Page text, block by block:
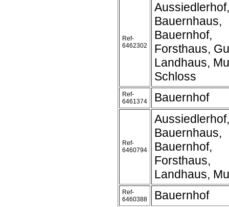
Ref-
6462302
Aussiedlerhof,
Bauernhaus,
Bauernhof,
Forsthaus,
Landhaus,
Schloss
Ref-
6461374
Bauernhof
Ref-
6460794
Aussiedlerhof,
Bauernhaus,
Bauernhof,
Forsthaus,
Landhaus,
Ref-
6460388
Bauernhof